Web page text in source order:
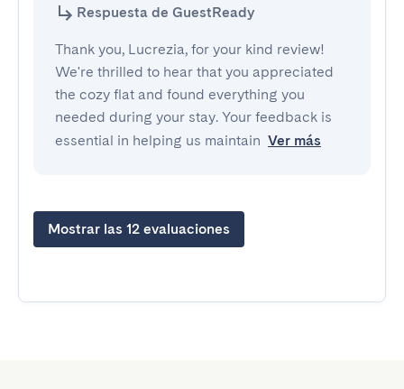
Respuesta de GuestReady
Thank you, Lucrezia, for your kind review!
We're thrilled to hear that you appreciated
the cozy flat and found everything you
needed during your stay. Your feedback is
essential in helping us maintain Ver más
Mostrar las 12 evaluaciones